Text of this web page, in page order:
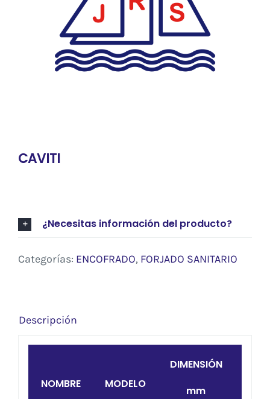
CAVITI
¿Necesitas información del producto?
Categorías: ENCOFRADO, FORJADO SANITARIO
Descripción
NOMBRE MODELO
DIMENSIÓN
mm